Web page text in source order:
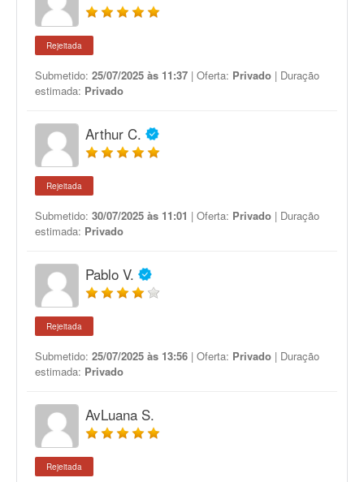
Rejeitada
Submetido: 25/07/2025 às 11:37 | Oferta: Privado | Duração
estimada: Privado
Arthur C.
Rejeitada
Submetido: 30/07/2025 às 11:01 | Oferta: Privado | Duração
estimada: Privado
Pablo V.
Rejeitada
Submetido: 25/07/2025 às 13:56 | Oferta: Privado | Duração
estimada: Privado
AvLuana S.
Rejeitada